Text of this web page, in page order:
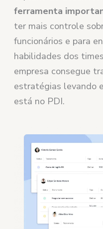
ferramenta
ter mais controle
funcionários e para
habilidades dos
empresa consegue
estratégias levando
está no PDI.